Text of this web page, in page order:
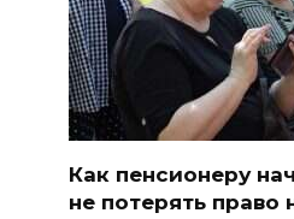
Как пенсионеру
не потерять право